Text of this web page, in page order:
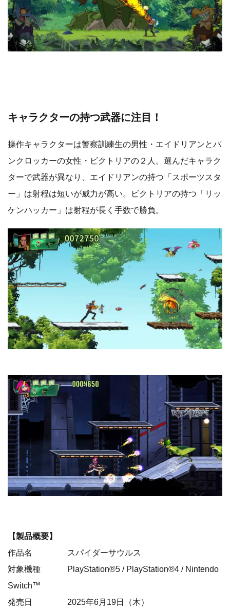
キャラクターの持つ武器に注目！
操作キャラクターは警察訓練生の男性・エイドリアンとパ
ンクロッカーの女性・ビクトリアの２人。選んだキャラク
ターで武器が異なり、エイドリアンの持つ「スポーツスタ
ー」は射程は短いが威力が高い。ビクトリアの持つ「リッ
ケンハッカー」は射程が長く手数で勝負。
【製品概要】
作品名 スパイダーサウルス
対象機種 PlayStation®5 / PlayStation®4 / Nintendo
Switch™
発売日 2025年6月19日（木）